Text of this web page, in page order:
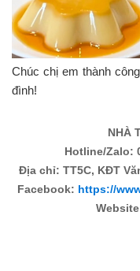
Chúc chị em thành
đình!
NHÀ
Hotline/Zalo:
Địa chỉ: TT5C, KĐT
Facebook: https://